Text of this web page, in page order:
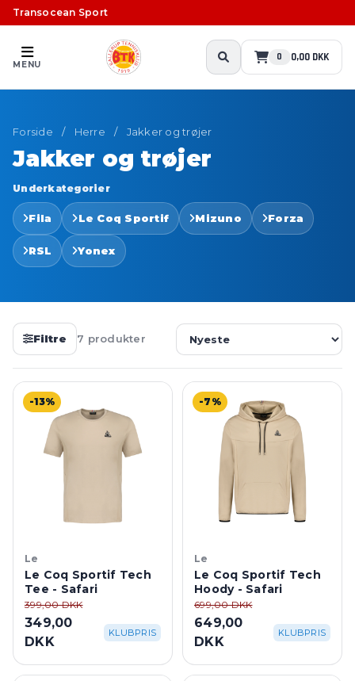
Transocean Sport
MENU
0 0,00 DKK
Forside / Herre / Jakker og trøjer
Jakker og trøjer
Underkategorier
Fila Le Coq Sportif Mizuno Forza
RSL Yonex
Filtre 7 produkter
-13%
Le
Le Coq Sportif Tech
Tee - Safari
399,00 DKK
349,00
DKK
KLUBPRIS
-7%
Le
Le Coq Sportif Tech
Hoody - Safari
699,00 DKK
649,00
DKK
KLUBPRIS